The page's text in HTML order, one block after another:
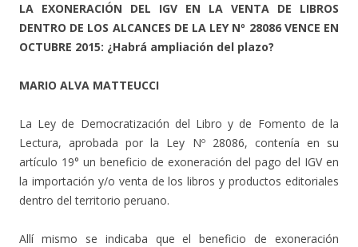
LA EXONERACIÓN DEL IGV EN LA VENTA DE LIBROS
DENTRO DE LOS ALCANCES DE LA LEY Nº 28086 VENCE EN
OCTUBRE 2015: ¿Habrá ampliación del plazo?
MARIO ALVA MATTEUCCI
La Ley de Democratización del Libro y de Fomento de la
Lectura, aprobada por la Ley Nº 28086, contenía en su
artículo 19° un beneficio de exoneración del pago del IGV en
la importación y/o venta de los libros y productos editoriales
dentro del territorio peruano.
Allí mismo se indicaba que el beneficio de exoneración